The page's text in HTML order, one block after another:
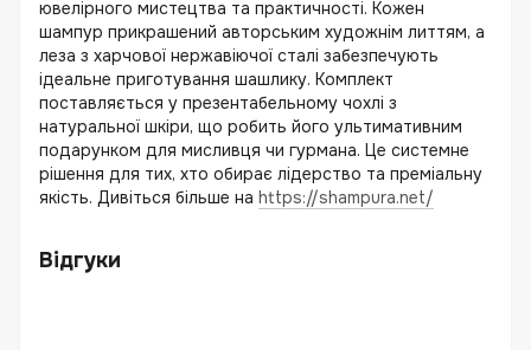
ювелірного мистецтва та практичності. Кожен
шампур прикрашений авторським художнім литтям, а
леза з харчової нержавіючої сталі забезпечують
ідеальне приготування шашлику. Комплект
поставляється у презентабельному чохлі з
натуральної шкіри, що робить його ультимативним
подарунком для мисливця чи гурмана. Це системне
рішення для тих, хто обирає лідерство та преміальну
якість. Дивіться більше на https://shampura.net/
Відгуки